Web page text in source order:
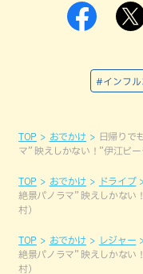
#インフル
TOP おでかけ
日帰りで
マ” 映えしかない！”伊江ビ
TOP おでかけ ドライブ
絶景パノラマ” 映えしかない
村）
TOP おでかけ レジャー
絶景パノラマ” 映えしかない
村）